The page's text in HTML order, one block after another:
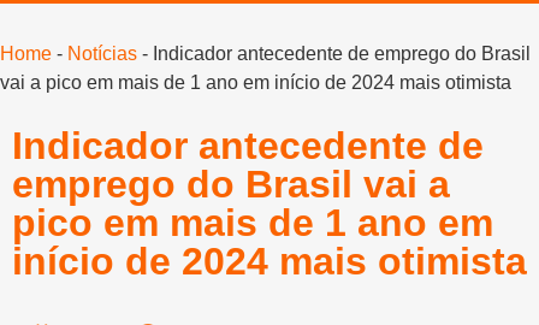
Home - Notícias - Indicador antecedente de emprego do Brasil
vai a pico em mais de 1 ano em início de 2024 mais otimista
Indicador antecedente de
emprego do Brasil vai a
pico em mais de 1 ano em
início de 2024 mais otimista